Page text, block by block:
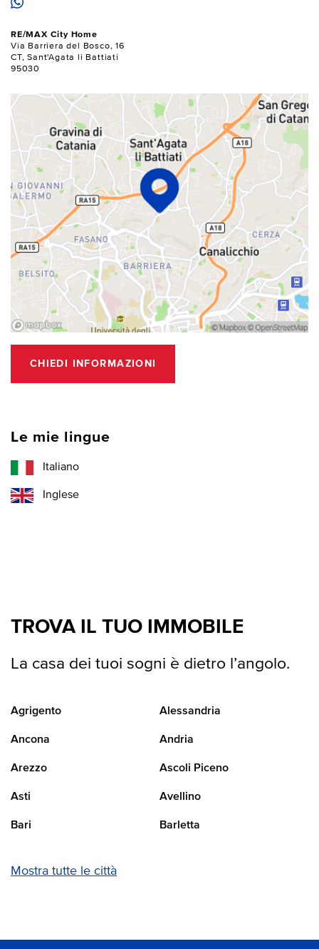
RE/MAX City Home
Via Barriera del Bosco, 16
CT, Sant'Agata li Battiati
95030
CHIEDI INFORMAZIONI
Le mie lingue
Italiano
Inglese
TROVA IL TUO IMMOBILE
La casa dei tuoi sogni è dietro l’angolo.
Agrigento Alessandria
Ancona Andria
Arezzo Ascoli Piceno
Asti Avellino
Bari Barletta
Mostra tutte le città